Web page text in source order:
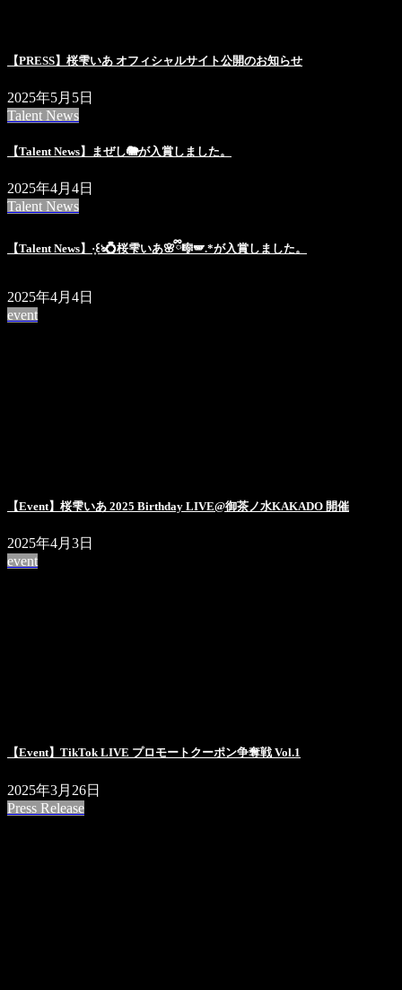
【PRESS】桜雫いあ オフィシャルサイト公開のお知らせ
2025年5月5日
Talent News
【Talent News】まぜし🐘が入賞しました。
2025年4月4日
Talent News
【Talent News】·̩͙꒰ঌ💍桜雫いあ🌸ྀི🎼🪽.*が入賞しました。
2025年4月4日
event
【Event】桜雫いあ 2025 Birthday LIVE@御茶ノ水KAKADO 開催
2025年4月3日
event
【Event】TikTok LIVE プロモートクーポン争奪戦 Vol.1
2025年3月26日
Press Release